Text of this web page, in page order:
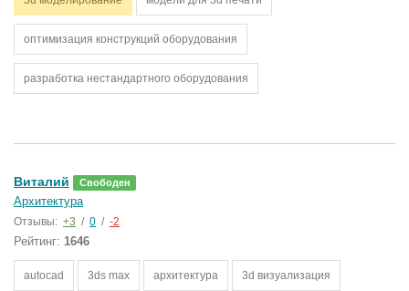
оптимизация конструкций оборудования
разработка нестандартного оборудования
Виталий Свободен
Архитектура
Отзывы: +3 / 0 / -2
Рейтинг: 1646
autocad 3ds max архитектура 3d визуализация